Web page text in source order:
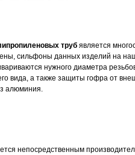
труб является
сильфоны данных изделий на
нужного диаметра
вида, а также защиты гофра от
алюминия.
непосредственным